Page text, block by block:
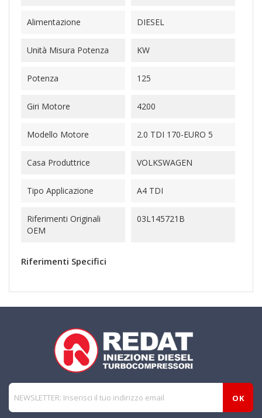
Alimentazione DIESEL
Unità Misura Potenza KW
Potenza 125
Giri Motore 4200
Modello Motore 2.0 TDI 170-EURO 5
Casa Produttrice VOLKSWAGEN
Tipo Applicazione A4 TDI
Riferimenti Originali
OEM
03L145721B
Riferimenti Specifici